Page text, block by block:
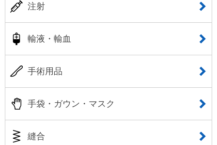
注射
輸液・輸血
手術用品
手袋・ガウン・マスク
縫合